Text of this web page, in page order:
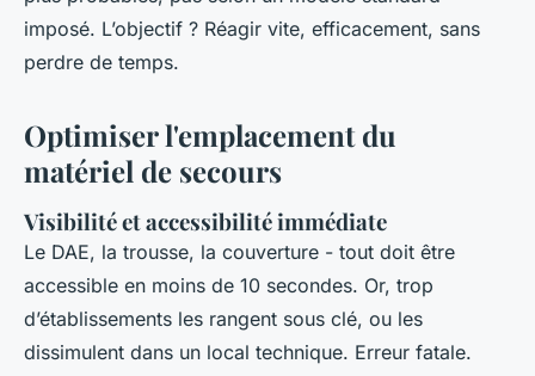
imposé. L’objectif ? Réagir vite, efficacement, sans
perdre de temps.
Optimiser l'emplacement du
matériel de secours
Visibilité et accessibilité immédiate
Le DAE, la trousse, la couverture - tout doit être
accessible en moins de 10 secondes. Or, trop
d’établissements les rangent sous clé, ou les
dissimulent dans un local technique. Erreur fatale.